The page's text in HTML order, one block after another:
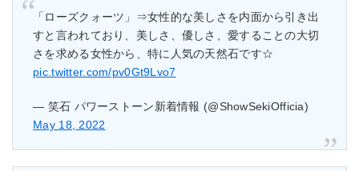
「ローズクォーツ」⇒女性的な美しさを内面から引き出
すと言われており、美しさ、優しさ、愛することの大切
さを求める女性から、特に人気の天然石です☆
pic.twitter.com/pv0Gt9Lvo7
— 笑石 パワーストーン新着情報 (@ShowSekiOfficia)
May 18, 2022